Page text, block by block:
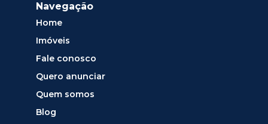
Navegação
Home
Imóveis
Fale conosco
Quero anunciar
Quem somos
Blog